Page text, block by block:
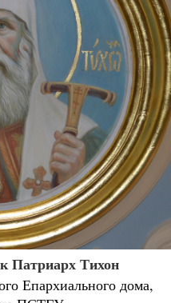
Патриарх Тихон
Епархиального дома,